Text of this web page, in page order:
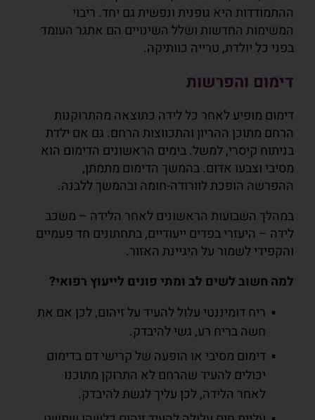
ההתמודדות היא גופנית ונפשית גם יחד. ריבוי
המשימות החדשות ושלל השינויים הם אתגר העומד
בפני כל יולדת, טרייה כוותיקה.
דימום והפרשות
דימום מופיע לאחר כל לידה כתוצאה מהתרוקנות
הרחם מתוכן ההריון והתכווצות הרחם. גם אם ילדת
בניתוח קיסרי, למשל. בימים הראשונים הדימום הוא
מסיבי וצבעו אדום. בהמשך הדימום מתמתן,
ההפרשה הופכת לוורודה-חומה ובהמשך ללבנה.
במהלך השבועות הראשונים לאחר הלידה – משכב
לידה – היעזרי בפדים ייעודיים, בתחתונים חד פעמיים
והקפידי לשמור על היגיינת האזור.
למה חשוב לשים לב ומתי פונים לייעוץ רפואי?
ריח דומיננטי עלול להעיד על זיהום, לכן אם את
חשה בריח רע, גשי להיבדק.
דימום מסיבי או הופעה של קרישי דם בדימום
יכולים להעיד שהרחם לא התרוקן מתוכנו
לאחר הלידה, לכן עליך לגשת להיבדק.